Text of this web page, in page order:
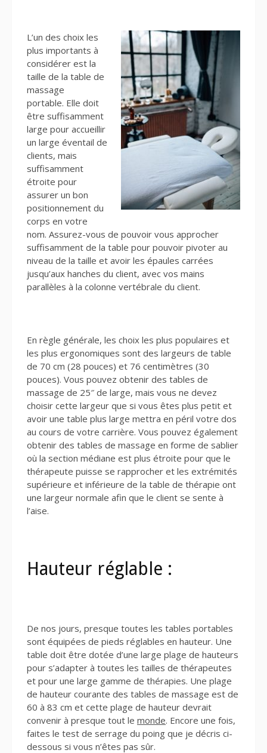
L’un des choix les
plus importants à
considérer est la
taille de la table de
massage
portable. Elle doit
être suffisamment
large pour accueillir
un large éventail de
clients, mais
suffisamment
étroite pour
assurer un bon
positionnement du
corps en votre
nom. Assurez-vous de pouvoir vous approcher
suffisamment de la table pour pouvoir pivoter au
niveau de la taille et avoir les épaules carrées
jusqu’aux hanches du client, avec vos mains
parallèles à la colonne vertébrale du client.
En règle générale, les choix les plus populaires et
les plus ergonomiques sont des largeurs de table
de 70 cm (28 pouces) et 76 centimètres (30
pouces). Vous pouvez obtenir des tables de
massage de 25″ de large, mais vous ne devez
choisir cette largeur que si vous êtes plus petit et
avoir une table plus large mettra en péril votre dos
au cours de votre carrière. Vous pouvez également
obtenir des tables de massage en forme de sablier
où la section médiane est plus étroite pour que le
thérapeute puisse se rapprocher et les extrémités
supérieure et inférieure de la table de thérapie ont
une largeur normale afin que le client se sente à
l’aise.
Hauteur réglable :
De nos jours, presque toutes les tables portables
sont équipées de pieds réglables en hauteur. Une
table doit être dotée d’une large plage de hauteurs
pour s’adapter à toutes les tailles de thérapeutes
et pour une large gamme de thérapies. Une plage
de hauteur courante des tables de massage est de
60 à 83 cm et cette plage de hauteur devrait
convenir à presque tout le monde. Encore une fois,
faites le test de serrage du poing que je décris ci-
dessous si vous n’êtes pas sûr.